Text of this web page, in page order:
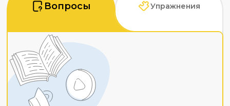
Вопросы Упражнения